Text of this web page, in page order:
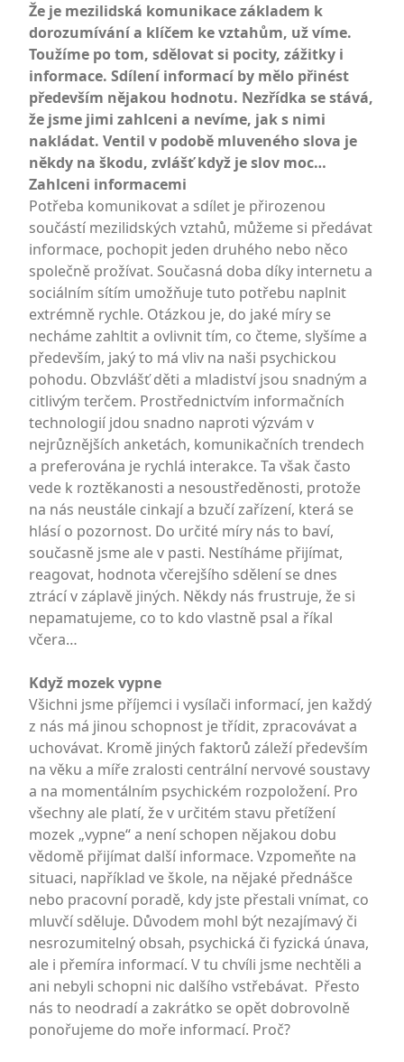
Že je mezilidská komunikace základem k
dorozumívání a klíčem ke vztahům, už víme.
Toužíme po tom, sdělovat si pocity, zážitky i
informace. Sdílení informací by mělo přinést
především nějakou hodnotu. Nezřídka se stává,
že jsme jimi zahlceni a nevíme, jak s nimi
nakládat. Ventil v podobě mluveného slova je
někdy na škodu, zvlášť když je slov moc…
Zahlceni informacemi
Potřeba komunikovat a sdílet je přirozenou
součástí mezilidských vztahů, můžeme si předávat
informace, pochopit jeden druhého nebo něco
společně prožívat. Současná doba díky internetu a
sociálním sítím umožňuje tuto potřebu naplnit
extrémně rychle. Otázkou je, do jaké míry se
necháme zahltit a ovlivnit tím, co čteme, slyšíme a
především, jaký to má vliv na naši psychickou
pohodu. Obzvlášť děti a mladiství jsou snadným a
citlivým terčem. Prostřednictvím informačních
technologií jdou snadno naproti výzvám v
nejrůznějších anketách, komunikačních trendech
a preferována je rychlá interakce. Ta však často
vede k roztěkanosti a nesoustředěnosti, protože
na nás neustále cinkají a bzučí zařízení, která se
hlásí o pozornost. Do určité míry nás to baví,
současně jsme ale v pasti. Nestíháme přijímat,
reagovat, hodnota včerejšího sdělení se dnes
ztrácí v záplavě jiných. Někdy nás frustruje, že si
nepamatujeme, co to kdo vlastně psal a říkal
včera…
Když mozek vypne
Všichni jsme příjemci i vysílači informací, jen každý
z nás má jinou schopnost je třídit, zpracovávat a
uchovávat. Kromě jiných faktorů záleží především
na věku a míře zralosti centrální nervové soustavy
a na momentálním psychickém rozpoložení. Pro
všechny ale platí, že v určitém stavu přetížení
mozek „vypne“ a není schopen nějakou dobu
vědomě přijímat další informace. Vzpomeňte na
situaci, například ve škole, na nějaké přednášce
nebo pracovní poradě, kdy jste přestali vnímat, co
mluvčí sděluje. Důvodem mohl být nezajímavý či
nesrozumitelný obsah, psychická či fyzická únava,
ale i přemíra informací. V tu chvíli jsme nechtěli a
ani nebyli schopni nic dalšího vstřebávat. Přesto
nás to neodradí a zakrátko se opět dobrovolně
ponořujeme do moře informací. Proč?